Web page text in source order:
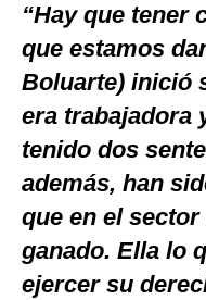
“Hay que tener
que estamos
Boluarte) inició
era trabajadora
tenido dos
además, han
que en el
ganado. Ella lo
ejercer su